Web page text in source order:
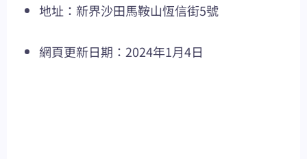
地址：新界沙田馬鞍山恆信街5號
網頁更新日期：2024年1月4日